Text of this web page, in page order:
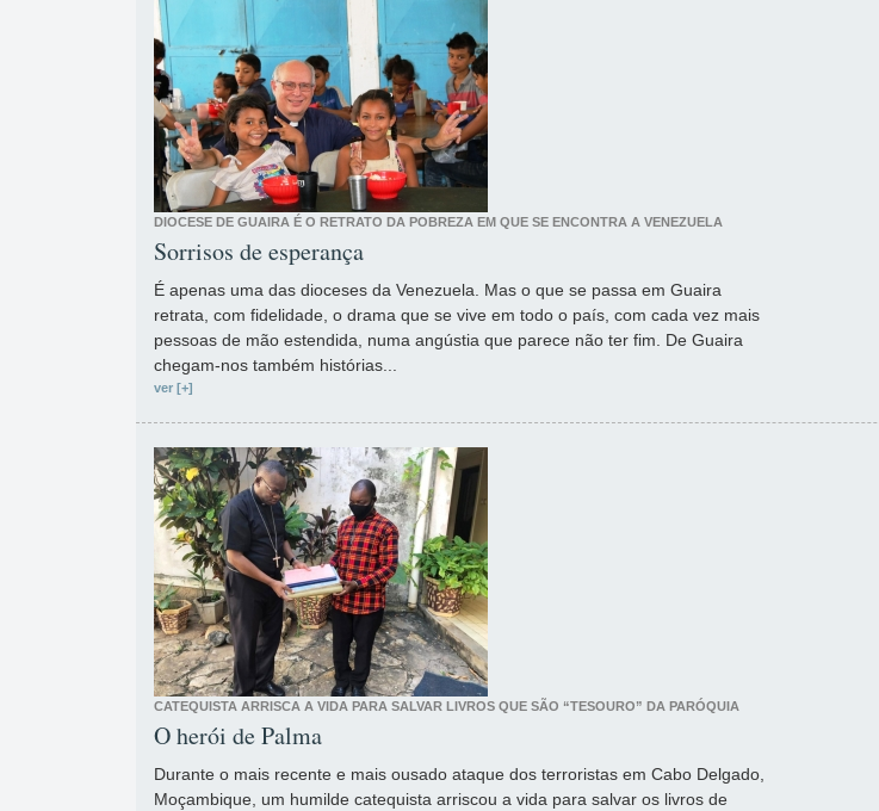
DIOCESE DE GUAIRA É O RETRATO DA POBREZA EM QUE SE ENCONTRA A VENEZUELA
Sorrisos de esperança
É apenas uma das dioceses da Venezuela. Mas o que se passa em Guaira
retrata, com fidelidade, o drama que se vive em todo o país, com cada vez mais
pessoas de mão estendida, numa angústia que parece não ter fim. De Guaira
chegam-nos também histórias...
ver [+]
CATEQUISTA ARRISCA A VIDA PARA SALVAR LIVROS QUE SÃO “TESOURO” DA PARÓQUIA
O herói de Palma
Durante o mais recente e mais ousado ataque dos terroristas em Cabo Delgado,
Moçambique, um humilde catequista arriscou a vida para salvar os livros de